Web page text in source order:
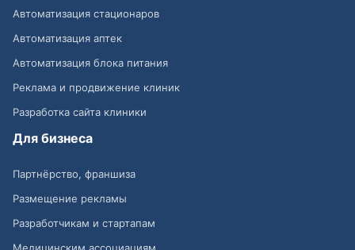
Автоматизация стационаров
Автоматизация аптек
Автоматизация блока питания
Реклама и продвижение клиник
Разработка сайта клиники
Для бизнеса
Партнёрство, франшиза
Размещение рекламы
Разработчикам и стартапам
Медицинским ассоциациям